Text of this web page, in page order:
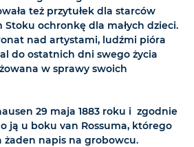
też przytułek dla starców
Stoku ochronkę dla małych dzieci.
nad artystami, ludźmi pióra
do ostatnich dni swego życia
w sprawy swoich
29 maja 1883 roku i zgodnie
ją u boku van Rossuma, którego
napis na grobowcu.